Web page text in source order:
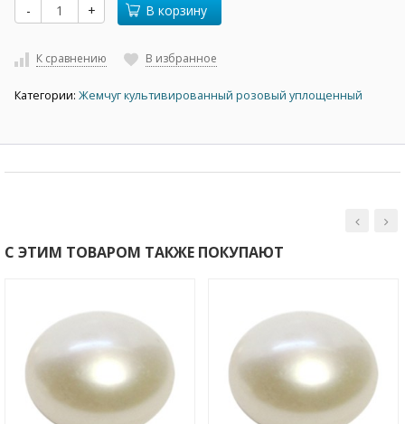
- + В корзину
К сравнению В избранное
Категории: Жемчуг культивированный розовый уплощенный
С ЭТИМ ТОВАРОМ ТАКЖЕ ПОКУПАЮТ